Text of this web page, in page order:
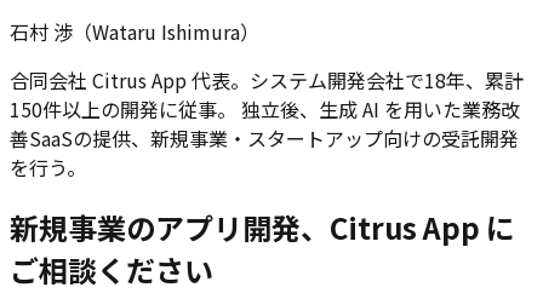
石村 渉（Wataru Ishimura）
合同会社 Citrus App 代表。システム開発会社で18年、累計
150件以上の開発に従事。 独立後、生成 AI を用いた業務改
善SaaSの提供、新規事業・スタートアップ向けの受託開発
を行う。
新規事業のアプリ開発、Citrus App に
ご相談ください